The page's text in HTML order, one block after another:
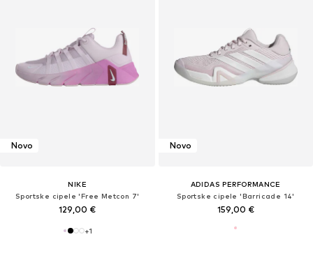
Novo
NIKE
Sportske cipele 'Free Metcon 7'
129,00 €
+1
Novo
ADIDAS PERFORMANCE
Sportske cipele 'Barricade 14'
159,00 €